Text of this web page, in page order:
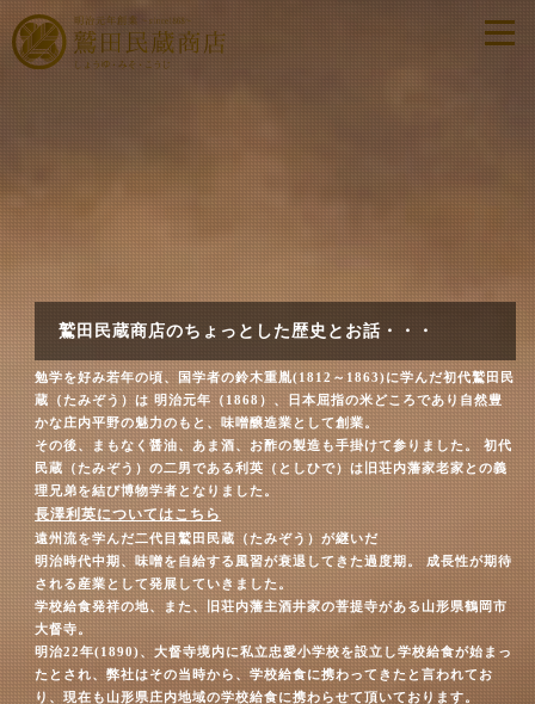
鷲田民蔵商店のちょっとした歴史とお話・・・
勉学を好み若年の頃、国学者の鈴木重胤(1812～1863)に学んだ初代鷲田民
蔵（たみぞう）は 明治元年（1868）、日本屈指の米どころであり自然豊
かな庄内平野の魅力のもと、味噌醸造業として創業。
その後、まもなく醤油、あま酒、お酢の製造も手掛けて参りました。
初代
民蔵（たみぞう）の二男である利英（としひで）は旧荘内藩家老家との義
理兄弟を結び博物学者となりました。
長澤利英についてはこちら
遠州流を学んだ二代目鷲田民蔵（たみぞう）が継いだ
明治時代中期、味噌を自給する風習が衰退してきた過度期。
成長性が期待
される産業として発展していきました。
学校給食発祥の地、また、旧荘内藩主酒井家の菩提寺がある山形県鶴岡市
大督寺。
明治22年(1890)、大督寺境内に私立忠愛小学校を設立し学校給食が始まっ
たとされ、弊社はその当時から、学校給食に携わってきたと言われてお
り、現在も山形県庄内地域の学校給食に携わらせて頂いております。